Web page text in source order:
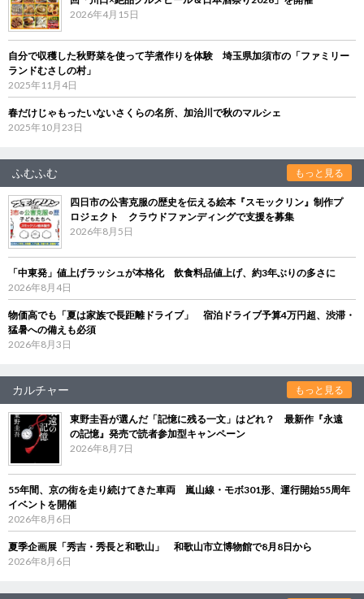
2026年4月15日
自分で収穫した秋野菜を使って芋煮作りを体験 埼玉県加須市の「ファミリー
ランドむさしの村」
2025年11月4日
春だけじゃもったいないさくらの名所、加治川で秋のマルシェ
2025年10月23日
ふむふむ もっと見る
四日市の公害克服の歴史を伝える絵本『スモックリン』制作プ
ロジェクト クラウドファンディングで支援を募集
2026年8月5日
「中東発」値上げラッシュが本格化 飲食料品値上げ、約3年ぶりの多さに
2026年8月4日
物価高でも「夏は家族で長距離ドライブ」 宿泊ドライブ予算4万円超、渋滞・
猛暑への備えも必須
2026年8月3日
カルチャー もっと見る
東野圭吾が選んだ「記憶に残る一文」はどれ？ 最新作『永遠
の記憶』発売で読者参加型キャンペーン
2026年8月7日
55年間、京の街を走り続けてきた車両 嵐山線・モボ301形、運行開始55周年
イベントを開催
2026年8月6日
夏季企画展「秀吉・秀長と和歌山」 和歌山市立博物館で8月8日から
2026年8月6日